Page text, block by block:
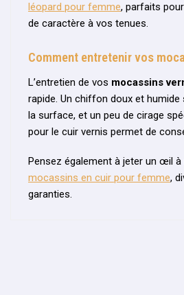
léopard pour femme, parfaits
de caractère à vos tenues.
Comment entretenir vos
L’entretien de vos mocassins
rapide. Un chiffon doux et
la surface, et un peu de cirage
pour le cuir vernis permet de
Pensez également à jeter un œil
mocassins en cuir pour femme,
garanties.